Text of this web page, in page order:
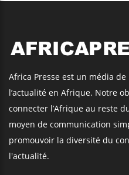
Africa Presse est un média
l’actualité en Afrique. Notre
connecter l’Afrique au reste
moyen de communication
promouvoir la diversité du
l'actualité.